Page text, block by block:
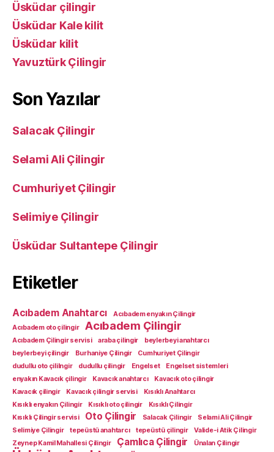
Üsküdar çilingir
Üsküdar Kale kilit
Üsküdar kilit
Yavuztürk Çilingir
Son Yazılar
Salacak Çilingir
Selami Ali Çilingir
Cumhuriyet Çilingir
Selimiye Çilingir
Üsküdar Sultantepe Çilingir
Etiketler
Acıbadem Anahtarcı
Acıbadem enyakın Çilingir
Acıbadem oto çilingir
Acıbadem Çilingir
Acıbadem Çilingir servisi araba çilingir
beylerbeyi anahtarcı
beylerbeyi çilingir
Burhaniye Çilingir
Cumhuriyet Çilingir
dudullu oto çililngir
dudullu çilingir Engelset
Engelset sistemleri
enyakın Kavacık çilingir
Kavacık anahtarcı
Kavacık oto çilingir
Kavacık çilingir
Kavacık çilingir servisi
Kısıklı Anahtarcı
Kısıklı enyakın Çilingir
Kısıklı oto çilingir
Kısıklı Çilingir
Kısıklı Çilingir servisi
Oto Çilingir Salacak Çilingir
Selami Ali Çilingir
Selimiye Çilingir
tepeüstü anahtarcı tepeüstü çilingir
Valide-i Atik Çilingir
Zeynep Kamil Mahallesi Çilingir
Çamlıca Çilingir Ünalan Çilingir